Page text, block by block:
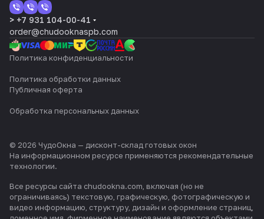
> +7 931 104-00-41
order@chudooknaspb.com
Политика конфиденциальности
Политика обработки данных
Публичная оферта
Обработка персональных данных
© 2026 ЧудоОкна — дисконт-склад готовых окон
На информационном ресурсе применяются рекомендательные
технологии.
Все ресурсы сайта chudookna.com, включая (но не
ограничиваясь) текстовую, графическую, фотографическую и
видео информацию, структуру, дизайн и оформление страниц,